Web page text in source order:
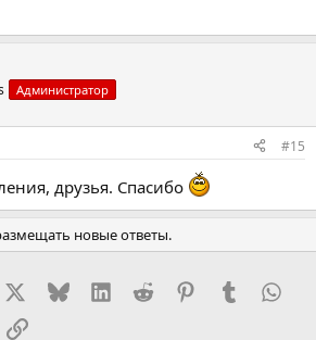
Администратор
#15
друзья. Спасибо
новые ответы.
X (Twitter)
BlueskyLinkedInReddit PinterestTumblr
почта
Ссылка